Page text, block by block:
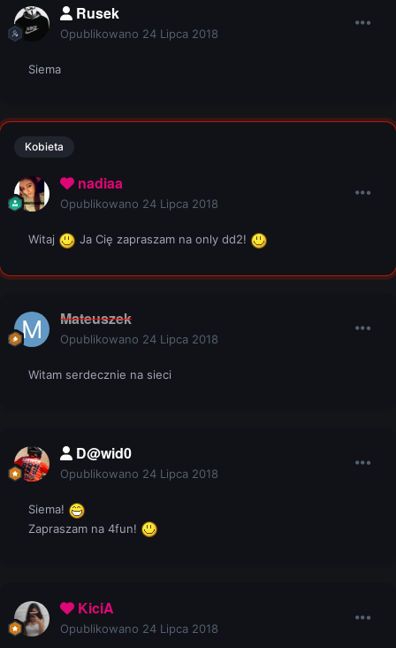
Rusek
Opublikowano 24 Lipca 2018
Siema
Kobieta
nadiaa
Opublikowano 24 Lipca 2018
Witaj Ja Cię zapraszam na only dd2!
Mateuszek
Opublikowano 24 Lipca 2018
Witam serdecznie na sieci
D@wid0
Opublikowano 24 Lipca 2018
Siema!
Zapraszam na 4fun!
KiciA
Opublikowano 24 Lipca 2018